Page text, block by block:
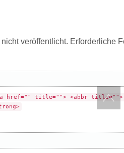
veröffentlicht. Erforderliche
href="" title=""> <abbr title="">